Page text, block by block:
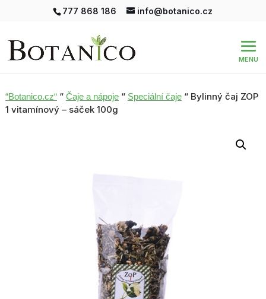
777 868 186 info@botanico.cz
“Botanico.cz““ Čaje a nápoje“ Speciální čaje“ Bylinný čaj ZOP
1 vitamínový – sáček 100g